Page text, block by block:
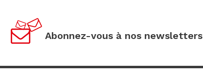
Abonnez-vous à nos newsletters